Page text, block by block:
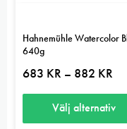
Hahnemühle Watercolor
640g
683 KR – 882 KR
till
Välj alternativ